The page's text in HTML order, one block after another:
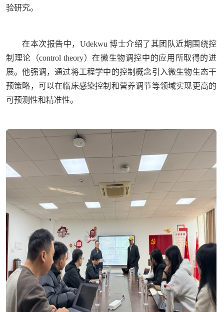
验研究。
在本次报告中，Udekwu 博士介绍了其团队近期围绕控
制理论（control theory）在微生物调控中的应用所取得的进
展。他强调，通过将工程学中的控制概念引入微生物生态干
预策略，可以在临床感染控制和营养调节等领域实现更高的
可预测性和精准性。